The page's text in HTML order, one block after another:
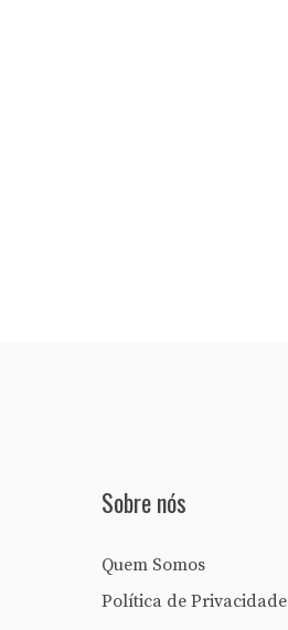
Sobre nós
Quem Somos
Política de Privacidade